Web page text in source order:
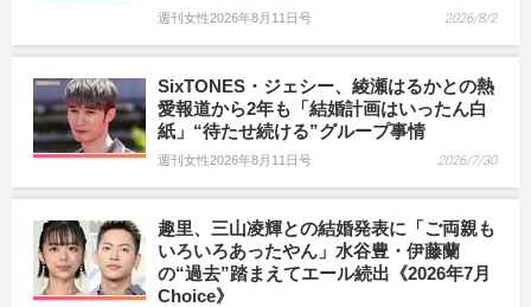
週刊女性2026年8月11日号 2026/8/2
SixTONES・ジェシー、綾瀬はるかとの熱
愛報道から2年も「結婚計画はいったん白
紙」“待たせ続ける”グループ事情
週刊女性2026年8月11日号 2026/7/30
趣里、三山凌輝との結婚発表に「ご両親も
いろいろあったやん」水谷豊・伊藤蘭
の“過去”踏まえてエール続出《2026年7月
Choice》